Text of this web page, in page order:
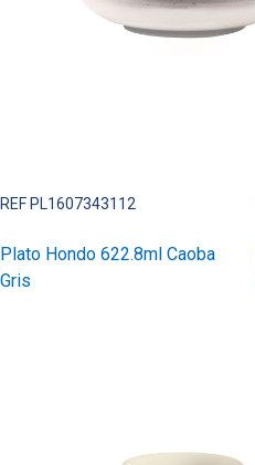
REF PL1607343112
Plato Hondo 622.8ml Caoba
Gris